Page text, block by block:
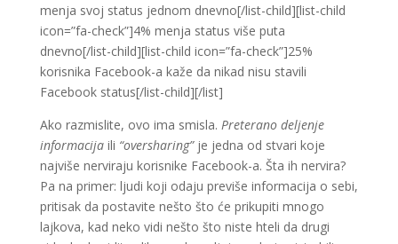
menja svoj status jednom dnevno[/list-child][list-child
icon=”fa-check”]4% menja status više puta
dnevno[/list-child][list-child icon=”fa-check”]25%
korisnika Facebook-a kaže da nikad nisu stavili
Facebook status[/list-child][/list]
Ako razmislite, ovo ima smisla. Preterano deljenje
informacijaili “oversharing”je jedna od stvari koje
najviše nerviraju korisnike Facebook-a. Šta ih nervira?
Pa na primer: ljudi koji odaju previše informacija o sebi,
pritisak da postavite nešto što će prikupiti mnogo
lajkova, kad neko vidi nešto što niste hteli da drugi